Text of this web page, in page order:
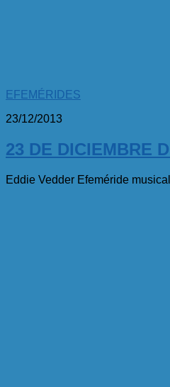
EFEMÉRIDES
23/12/2013
23 DE DICIEMBRE
Eddie Vedder Efeméride